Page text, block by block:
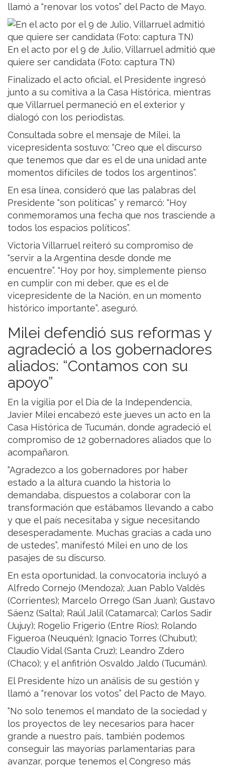
llamó a “renovar los votos” del Pacto de Mayo.
En el acto por el 9 de Julio, Villarruel admitió que
quiere ser candidata (Foto: captura TN)
Finalizado el acto oficial, el Presidente ingresó
junto a su comitiva a la Casa Histórica, mientras
que Villarruel permaneció en el exterior y
dialogó con los periodistas.
Consultada sobre el mensaje de Milei, la
vicepresidenta sostuvo: “Creo que el discurso
que tenemos que dar es el de una unidad ante
momentos difíciles de todos los argentinos”.
En esa línea, consideró que las palabras del
Presidente “son políticas” y remarcó: “Hoy
conmemoramos una fecha que nos trasciende a
todos los espacios políticos”.
Victoria Villarruel reiteró su compromiso de
“servir a la Argentina desde donde me
encuentre”. “Hoy por hoy, simplemente pienso
en cumplir con mi deber, que es el de
vicepresidente de la Nación, en un momento
histórico importante”, aseguró.
Milei defendió sus reformas y
agradeció a los gobernadores
aliados: “Contamos con su
apoyo”
En la vigilia por el Día de la Independencia,
Javier Milei encabezó este jueves un acto en la
Casa Histórica de Tucumán, donde agradeció el
compromiso de 12 gobernadores aliados que lo
acompañaron.
“Agradezco a los gobernadores por haber
estado a la altura cuando la historia lo
demandaba, dispuestos a colaborar con la
transformación que estábamos llevando a cabo
y que el país necesitaba y sigue necesitando
desesperadamente. Muchas gracias a cada uno
de ustedes”, manifestó Milei en uno de los
pasajes de su discurso.
En esta oportunidad, la convocatoria incluyó a
Alfredo Cornejo (Mendoza); Juan Pablo Valdés
(Corrientes); Marcelo Orrego (San Juan); Gustavo
Sáenz (Salta); Raúl Jalil (Catamarca); Carlos Sadir
(Jujuy); Rogelio Frigerio (Entre Ríos); Rolando
Figueroa (Neuquén); Ignacio Torres (Chubut);
Claudio Vidal (Santa Cruz); Leandro Zdero
(Chaco); y el anfitrión Osvaldo Jaldo (Tucumán).
El Presidente hizo un análisis de su gestión y
llamó a “renovar los votos” del Pacto de Mayo.
“No solo tenemos el mandato de la sociedad y
los proyectos de ley necesarios para hacer
grande a nuestro país, también podemos
conseguir las mayorías parlamentarias para
avanzar, porque tenemos el Congreso más